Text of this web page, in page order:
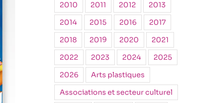
2010
2011 2012
2013
2014
2015 2016
2017
2018
2019 2020
2021
2022
2023 2024
2025
2026
Arts plastiques
Associations et secteur culturel